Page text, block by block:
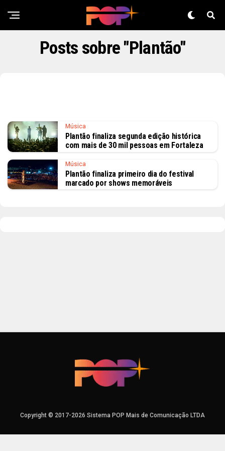
Posts sobre "Plantão"
Música
Plantão finaliza segunda edição histórica
com mais de 30 mil pessoas em Fortaleza
Música
Plantão finaliza primeiro dia do festival
marcado por shows memoráveis
Copyright © 2017-2026 Sistema POP Mais de Comunicação LTDA